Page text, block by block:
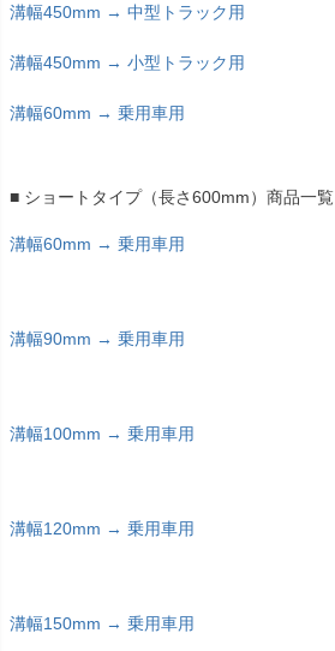
溝幅450mm → 中型トラック用
溝幅450mm → 小型トラック用
溝幅60mm → 乗用車用
■ ショートタイプ（長さ600mm）商品一覧
溝幅60mm → 乗用車用
溝幅90mm → 乗用車用
溝幅100mm → 乗用車用
溝幅120mm → 乗用車用
溝幅150mm → 乗用車用